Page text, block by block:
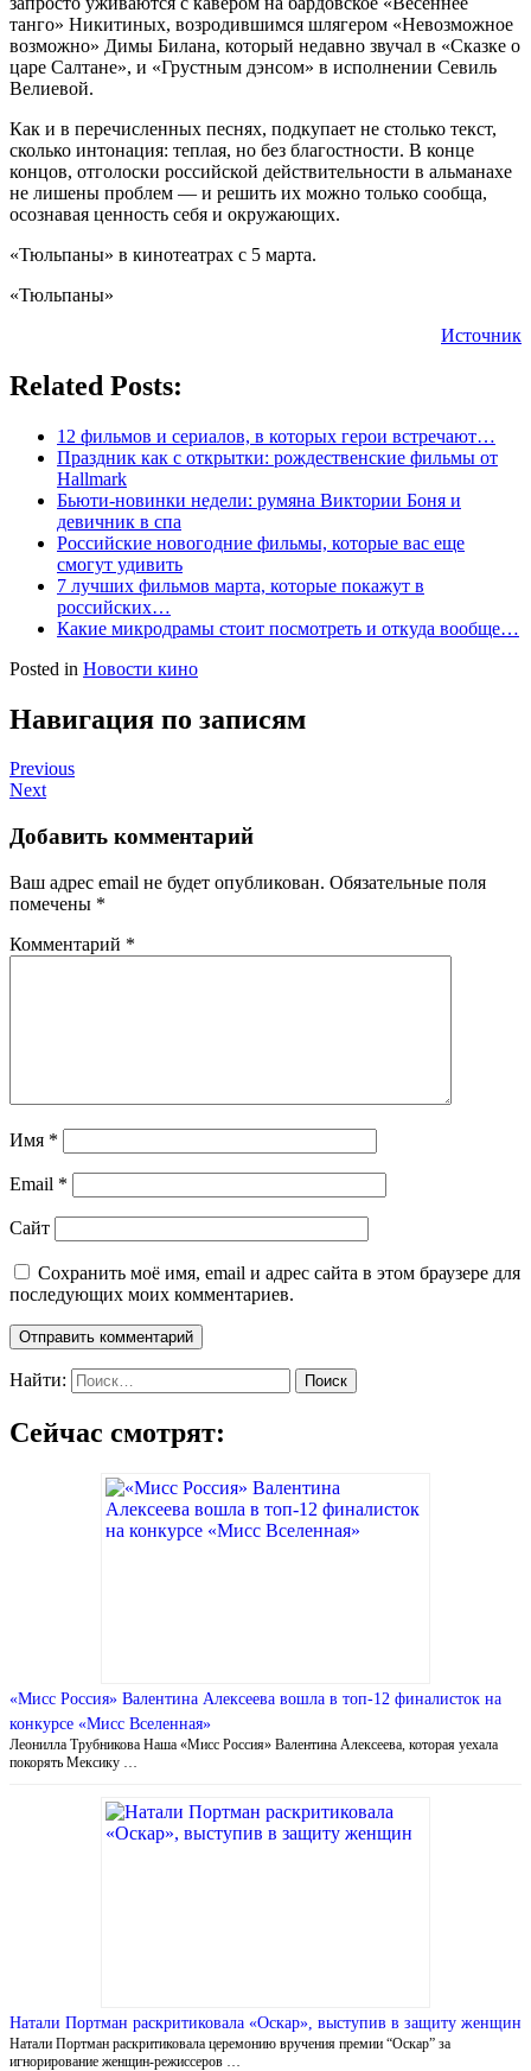
танго» Никитиных, возродившимся шлягером «Невозможное
возможно» Димы Билана, который недавно звучал в «Сказке о
царе Салтане», и «Грустным дэнсом» в исполнении Севиль
Велиевой.
Как и в перечисленных песнях, подкупает не столько текст,
сколько интонация: теплая, но без благостности. В конце
концов, отголоски российской действительности в альманахе
не лишены проблем — и решить их можно только сообща,
осознавая ценность себя и окружающих.
«Тюльпаны» в кинотеатрах с 5 марта.
«Тюльпаны»
Источник
Related Posts:
12 фильмов и сериалов, в которых герои встречают…
Праздник как с открытки: рождественские фильмы от
Hallmark
Бьюти-новинки недели: румяна Виктории Боня и
девичник в спа
Российские новогодние фильмы, которые вас еще
смогут удивить
7 лучших фильмов марта, которые покажут в
российских…
Какие микродрамы стоит посмотреть и откуда вообще…
Posted in Новости кино
Навигация по записям
Previous
Next
Добавить комментарий
Ваш адрес email не будет опубликован. Обязательные поля
помечены *
Комментарий *
Имя *
Email *
Сайт
Сохранить моё имя, email и адрес сайта в этом браузере для
последующих моих комментариев.
Найти:
Сейчас смотрят:
«Мисс Россия» Валентина Алексеева вошла в топ-12 финалисток на
конкурсе «Мисс Вселенная»
Леонилла Трубникова Наша «Мисс Россия» Валентина Алексеева, которая уехала
покорять Мексику …
Натали Портман раскритиковала «Оскар», выступив в защиту женщин
Натали Портман раскритиковала церемонию вручения премии “Оскар” за
игнорирование женщин-режиссеров …